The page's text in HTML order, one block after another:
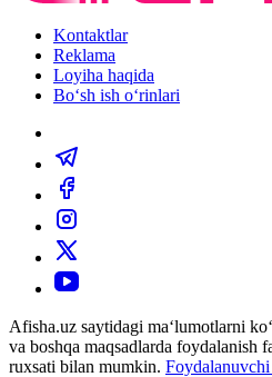
Kontaktlar
Reklama
Loyiha haqida
Bo‘sh ish o‘rinlari
Afisha.uz saytidagi ma‘lumotlarni
va boshqa maqsadlarda foydalanish
ruxsati bilan mumkin.